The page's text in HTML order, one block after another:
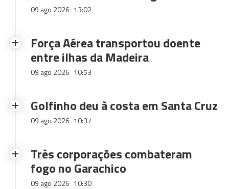
09 ago 2026 13:02
Força Aérea transportou doente
entre ilhas da Madeira
09 ago 2026 10:53
Golfinho deu à costa em Santa Cruz
09 ago 2026 10:37
Três corporações combateram
fogo no Garachico
09 ago 2026 10:30